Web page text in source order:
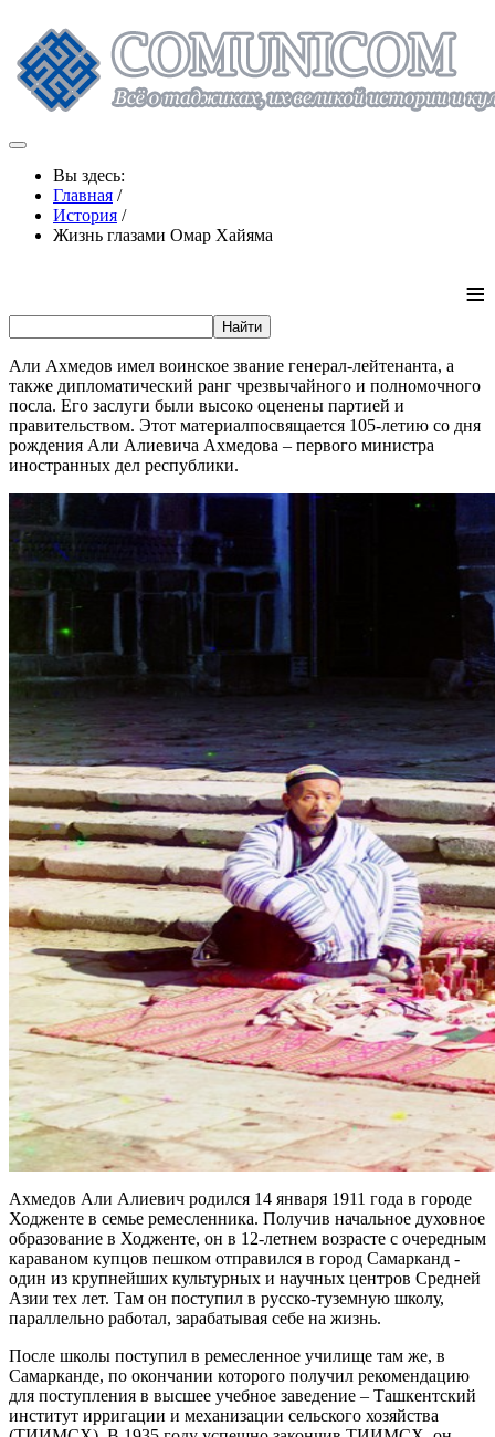
Вы здесь:
Главная /
История /
Жизнь глазами Омар Хайяма
≡
Али Ахмедов имел воинское звание генерал-лейтенанта, а
также дипломатический ранг чрезвычайного и полномочного
посла. Его заслуги были высоко оценены партией и
правительством. Этот материалпосвящается 105-летию со дня
рождения Али Алиевича Ахмедова – первого министра
иностранных дел республики.
Ахмедов Али Алиевич родился 14 января 1911 года в городе
Ходженте в семье ремесленника. Получив начальное духовное
образование в Ходженте, он в 12-летнем возрасте с очередным
караваном купцов пешком отправился в город Самарканд -
один из крупнейших культурных и научных центров Средней
Азии тех лет. Там он поступил в русско-туземную школу,
параллельно работал, зарабатывая себе на жизнь.
После школы поступил в ремесленное училище там же, в
Самарканде, по окончании которого получил рекомендацию
для поступления в высшее учебное заведение – Ташкентский
институт ирригации и механизации сельского хозяйства